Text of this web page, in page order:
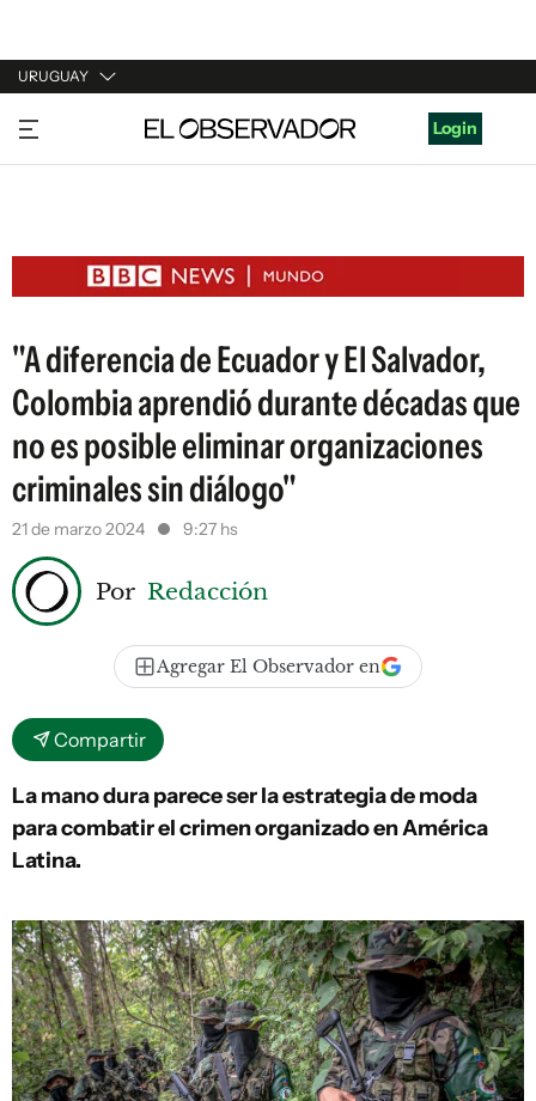
URUGUAY
URUGUAY
ARGENTINA
ESTADOS UNIDOS
Login
"A diferencia de Ecuador y El Salvador,
Colombia aprendió durante décadas que
no es posible eliminar organizaciones
criminales sin diálogo"
21 de marzo 2024 9:27 hs
Por Redacción
Agregar El Observador en
Compartir
La mano dura parece ser la estrategia de moda
para combatir el crimen organizado en América
Latina.